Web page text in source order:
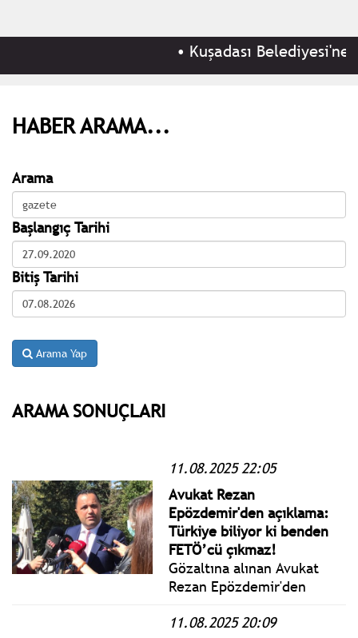
Kuşadası Belediyesi'ne
HABER ARAMA...
Arama
Başlangıç Tarihi
Bitiş Tarihi
Arama Yap
ARAMA SONUÇLARI
11.08.2025 22:05
Avukat Rezan
Epözdemir'den açıklama:
Türkiye biliyor ki benden
FETÖ’cü çıkmaz!
Gözaltına alınan Avukat
Rezan Epözdemir'den
şahıs İstanbul Cumhuriyet
11.08.2025 20:09